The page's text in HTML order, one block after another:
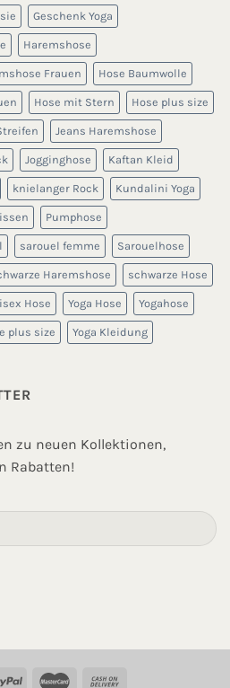
Geschenk Yoga
Haremshose
Frauen Hose Baumwolle
Hose mit Stern Hose plus size
Jeans Haremshose
Jogginghose Kaftan Kleid
knielanger Rock Kundalini Yoga
Pumphose
sarouel femme Sarouelhose
Haremshose schwarze Hose
Hose Yoga Hose Yogahose
plus size Yoga Kleidung
zu neuen Kollektionen,
Rabatten!